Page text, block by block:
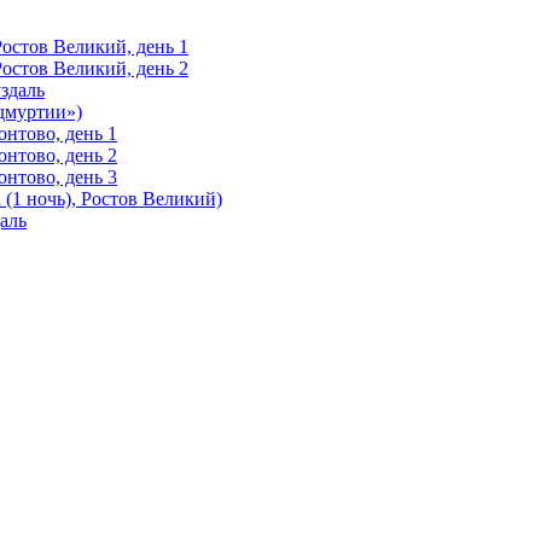
Великий, день 1
Великий, день 2
день 1
день 2
день 3
ночь), Ростов Великий)